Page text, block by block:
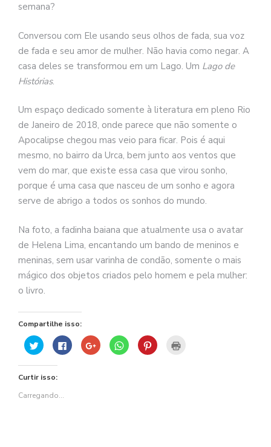
semana?
Conversou com Ele usando seus olhos de fada, sua voz
de fada e seu amor de mulher. Não havia como negar. A
casa deles se transformou em um Lago. Um Lago de
Histórias.
Um espaço dedicado somente à literatura em pleno Rio
de Janeiro de 2018, onde parece que não somente o
Apocalipse chegou mas veio para ficar. Pois é aqui
mesmo, no bairro da Urca, bem junto aos ventos que
vem do mar, que existe essa casa que virou sonho,
porque é uma casa que nasceu de um sonho e agora
serve de abrigo a todos os sonhos do mundo.
Na foto, a fadinha baiana que atualmente usa o avatar
de Helena Lima, encantando um bando de meninos e
meninas, sem usar varinha de condão, somente o mais
mágico dos objetos criados pelo homem e pela mulher:
o livro.
Compartilhe isso:
Clique
para
compartilhar
no
em
janela)
Clique
para
compartilhar
Compartilhe
no
Google+
Clique
para
compartilhar
Clique
para
Curtir isso:
Carregando...